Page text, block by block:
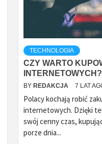
TECHNOLOGIA
CZY WARTO
INTERNETOWYCH?
BY REDAKCJA 7 LAT
Polacy kochają robić
internetowych. Dzięki
swój cenny czas,
porze dnia...